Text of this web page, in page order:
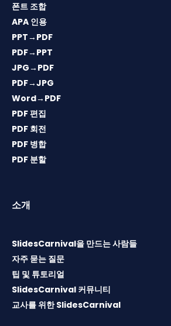
폰트 조합
APA 인용
PPT→PDF
PDF→PPT
JPG→PDF
PDF→JPG
Word→PDF
PDF 편집
PDF 회전
PDF 병합
PDF 분할
소개
SlidesCarnival을 만드는 사람들
자주 묻는 질문
팁 및 튜토리얼
SlidesCarnival 커뮤니티
교사를 위한 SlidesCarnival